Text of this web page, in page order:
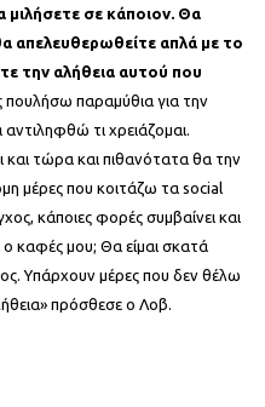
μιλήσετε σε κάποιον. Θα
απελευθερωθείτε απλά με το
την αλήθεια αυτού που
πουλήσω παραμύθια για την
τι χρειάζομαι.
και τώρα και πιθανότατα θα την
μέρες που κοιτάζω τα social
κάποιες φορές συμβαίνει και
καφές μου; Θα είμαι σκατά
Υπάρχουν μέρες που δεν θέλω
πρόσθεσε ο Λοβ.